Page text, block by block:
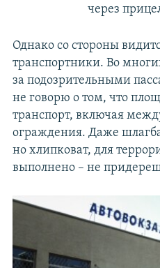
через
Однако со стороны
транспортники. Во
за подозрительными
не говорю о том, что
транспорт, включая
ограждения. Даже
но хлипковат, для
выполнено – не